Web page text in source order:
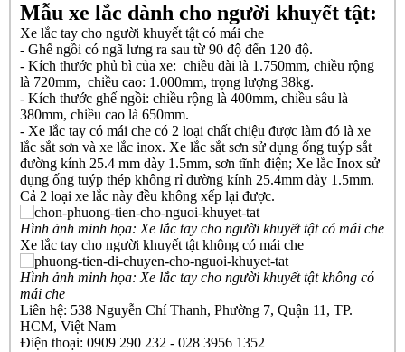
Mẫu xe lắc dành cho người khuyết tật:
Xe lắc tay cho người khuyết tật có mái che
- Ghế ngồi có ngã lưng ra sau từ 90 độ đến 120 độ.
- Kích thước phủ bì của xe: chiều dài là 1.750mm, chiều rộng
là 720mm, chiều cao: 1.000mm, trọng lượng 38kg.
- Kích thước ghế ngồi: chiều rộng là 400mm, chiều sâu là
380mm, chiều cao là 650mm.
- Xe lắc tay có mái che có 2 loại chất chiệu được làm đó là xe
lắc sắt sơn và xe lắc inox. Xe lắc sắt sơn sử dụng ống tuýp sắt
đường kính 25.4 mm dày 1.5mm, sơn tĩnh điện; Xe lắc Inox sử
dụng ống tuýp thép không rỉ đường kính 25.4mm dày 1.5mm.
Cả 2 loại xe lắc này đều không xếp lại được.
Hình ảnh minh họa: Xe lắc tay cho người khuyết tật có mái che
Xe lắc tay cho người khuyết tật không có mái che
Hình ảnh minh họa: Xe lắc tay cho người khuyết tật không có
mái che
Liên hệ: 538 Nguyễn Chí Thanh, Phường 7, Quận 11, TP.
HCM, Việt Nam
Điện thoại: 0909 290 232 - 028 3956 1352